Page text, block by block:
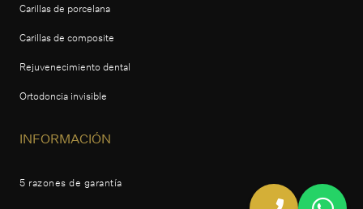
Carillas de porcelana
Carillas de composite
Rejuvenecimiento dental
Ortodoncia invisible
INFORMACIÓN
5 razones de garantía